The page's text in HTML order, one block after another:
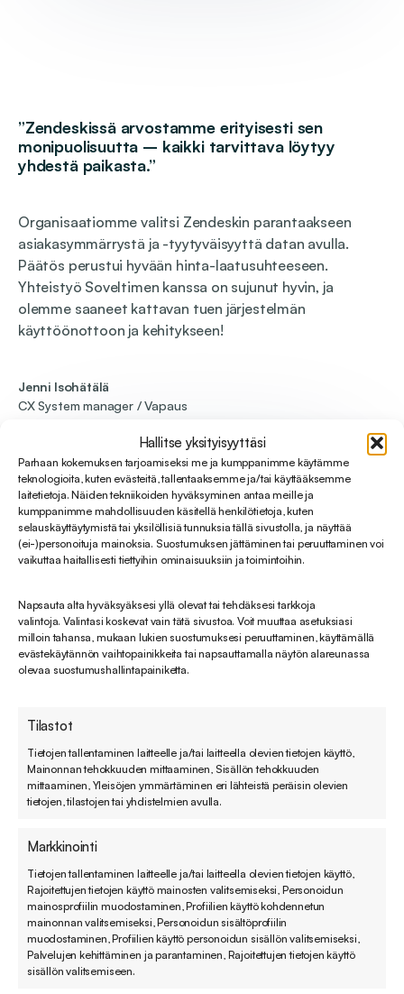
Hallitse yksityisyyttäsi
Parhaan kokemuksen tarjoamiseksi me ja kumppanimme käytämme
teknologioita, kuten evästeitä, tallentaaksemme ja/tai käyttääksemme
laitetietoja. Näiden tekniikoiden hyväksyminen antaa meille ja
kumppanimme mahdollisuuden käsitellä henkilötietoja, kuten
selauskäyttäytymistä tai yksilöllisiä tunnuksia tällä sivustolla, ja näyttää
(ei-)personoituja mainoksia. Suostumuksen jättäminen tai peruuttaminen voi
vaikuttaa haitallisesti tiettyihin ominaisuuksiin ja toimintoihin.
Napsauta alta hyväksyäksesi yllä olevat tai tehdäksesi tarkkoja
valintoja. Valintasi koskevat vain tätä sivustoa. Voit muuttaa asetuksiasi
milloin tahansa, mukaan lukien suostumuksesi peruuttaminen, käyttämällä
evästekäytännön vaihtopainikkeita tai napsauttamalla näytön alareunassa
olevaa suostumushallintapainiketta.
Tilastot
Tietojen tallentaminen laitteelle ja/tai laitteella olevien tietojen käyttö,
Mainonnan tehokkuuden mittaaminen, Sisällön tehokkuuden
mittaaminen, Yleisöjen ymmärtäminen eri lähteistä peräisin olevien
tietojen, tilastojen tai yhdistelmien avulla.
Markkinointi
Tietojen tallentaminen laitteelle ja/tai laitteella olevien tietojen käyttö,
Rajoitettujen tietojen käyttö mainosten valitsemiseksi, Personoidun
mainosprofiilin muodostaminen, Profiilien käyttö kohdennetun
mainonnan valitsemiseksi, Personoidun sisältöprofiilin
muodostaminen, Profiilien käyttö personoidun sisällön valitsemiseksi,
Palvelujen kehittäminen ja parantaminen, Rajoitettujen tietojen käyttö
sisällön valitsemiseen.
”Zendeskissä arvostamme erityisesti sen
monipuolisuutta – kaikki tarvittava löytyy
yhdestä paikasta.”
Organisaatiomme valitsi Zendeskin parantaakseen
asiakasymmärrystä ja -tyytyväisyyttä datan avulla.
Päätös perustui hyvään hinta-laatusuhteeseen.
Yhteistyö Soveltimen kanssa on sujunut hyvin, ja
olemme saaneet kattavan tuen järjestelmän
käyttöönottoon ja kehitykseen!
Jenni Isohätälä
CX System manager / Vapaus
Tutustu asiakastarinaan
“Suosittelisin ehdottomasti Zendeskiä! Jos
haluaa ottaa kaikki tehot irti asiakaspalvelusta,
se on hintansa veroinen.”
Hannes Merisaari
Chief Customer Officer / Lyyti Oy